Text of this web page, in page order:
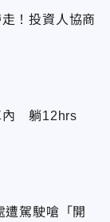
！投資人協商
內 躺12hrs
遭駕駛嗆「開